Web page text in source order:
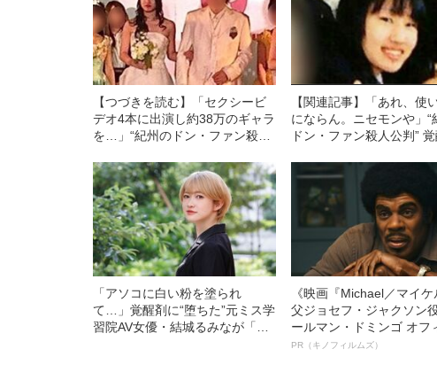
【つづきを読む】「セクシービ
デオ4本に出演し約38万のギャラ
を…」“紀州のドン・ファン殺人
藤早貴（28）の「出演の経緯」
と「過去がバレた瞬間」《きょ
う判決》
【関連記事】「あれ、使
にならん。ニセモンや」“
ドン・ファン殺人公判” 覚
が中学生時代に受けていた
授業”「マジなの？」
「アソコに白い粉を塗られ
て…」覚醒剤に“堕ちた”元ミス学
習院AV女優・結城るみなが「逮
《映画『Michael／マイケ
父ジョセフ・ジャクソン
ールマン・ドミンゴ オフ
ルインタビュー“観客を魅
PR（キノフィルムズ）